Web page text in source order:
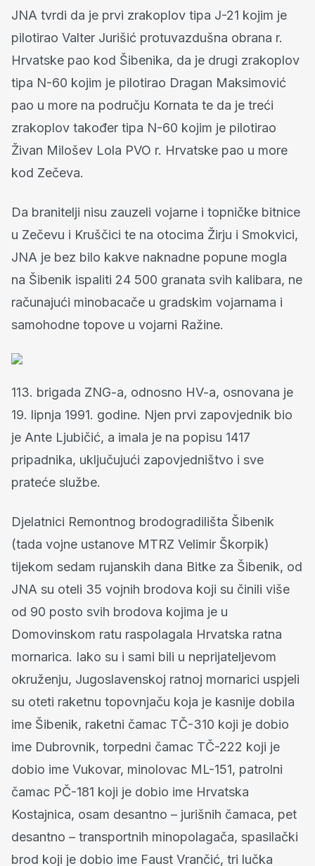
JNA tvrdi da je prvi zrakoplov tipa J-21 kojim je
pilotirao Valter Jurišić protuvazdušna obrana r.
Hrvatske pao kod Šibenika, da je drugi zrakoplov
tipa N-60 kojim je pilotirao Dragan Maksimović
pao u more na području Kornata te da je treći
zrakoplov također tipa N-60 kojim je pilotirao
Živan Milošev Lola PVO r. Hrvatske pao u more
kod Zečeva.
Da branitelji nisu zauzeli vojarne i topničke bitnice
u Zečevu i Kruščici te na otocima Žirju i Smokvici,
JNA je bez bilo kakve naknadne popune mogla
na Šibenik ispaliti 24 500 granata svih kalibara, ne
računajući minobacače u gradskim vojarnama i
samohodne topove u vojarni Ražine.
113. brigada ZNG-a, odnosno HV-a, osnovana je
19. lipnja 1991. godine. Njen prvi zapovjednik bio
je Ante Ljubičić, a imala je na popisu 1417
pripadnika, uključujući zapovjedništvo i sve
prateće službe.
Djelatnici Remontnog brodogradilišta Šibenik
(tada vojne ustanove MTRZ Velimir Škorpik)
tijekom sedam rujanskih dana Bitke za Šibenik, od
JNA su oteli 35 vojnih brodova koji su činili više
od 90 posto svih brodova kojima je u
Domovinskom ratu raspolagala Hrvatska ratna
mornarica. Iako su i sami bili u neprijateljevom
okruženju, Jugoslavenskoj ratnoj mornarici uspjeli
su oteti raketnu topovnjaču koja je kasnije dobila
ime Šibenik, raketni čamac TČ-310 koji je dobio
ime Dubrovnik, torpedni čamac TČ-222 koji je
dobio ime Vukovar, minolovac ML-151, patrolni
čamac PČ-181 koji je dobio ime Hrvatska
Kostajnica, osam desantno – jurišnih čamaca, pet
desantno – transportnih minopolagača, spasilački
brod koji je dobio ime Faust Vrančić, tri lučka